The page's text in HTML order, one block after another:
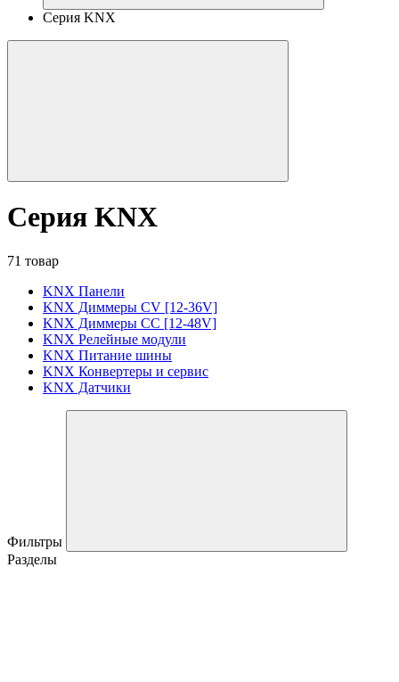
Серия KNX
Серия KNX
71 товар
KNX Панели
KNX Диммеры CV [12-36V]
KNX Диммеры CC [12-48V]
KNX Релейные модули
KNX Питание шины
KNX Конвертеры и сервис
KNX Датчики
Фильтры
Разделы